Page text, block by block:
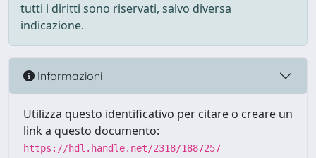
tutti i diritti sono riservati, salvo diversa
indicazione.
Informazioni
Utilizza questo identificativo per citare o creare un
link a questo documento:
https://hdl.handle.net/2318/1887257